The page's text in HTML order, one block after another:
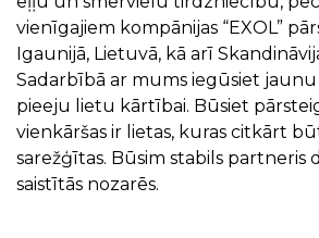
vienīgajiem kompānijas “EXOL”
Igaunijā, Lietuvā, kā arī
Sadarbībā ar mums iegūsiet
pieeju lietu kārtībai. Būsiet
vienkāršas ir lietas, kuras citkārt
sarežģītas. Būsim stabils partneris
saistītās nozarēs.